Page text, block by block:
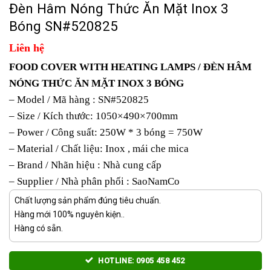
Đèn Hâm Nóng Thức Ăn Mặt Inox 3
Bóng SN#520825
Liên hệ
FOOD COVER WITH HEATING LAMPS / ĐÈN HÂM
NÓNG THỨC ĂN MẶT INOX 3 BÓNG
– Model / Mã hàng : SN#520825
– Size / Kích thước: 1050×490×700mm
– Power / Công suất: 250W * 3 bóng = 750W
– Material / Chất liệu: Inox , mái che mica
– Brand / Nhãn hiệu : Nhà cung cấp
– Supplier / Nhà phân phối : SaoNamCo
Chất lượng sản phẩm đúng tiêu chuẩn.
Hàng mới 100% nguyên kiện..
Hàng có sẵn.
HOTLINE: 0905 458 452